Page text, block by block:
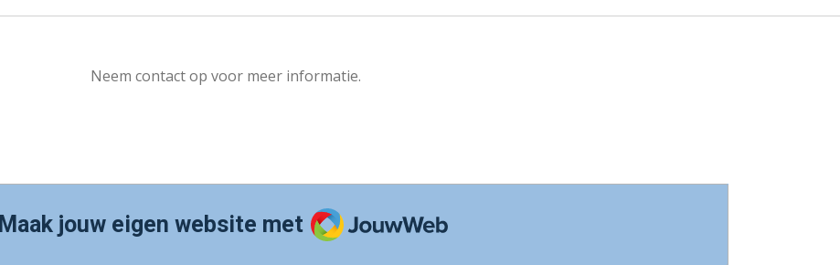
Neem contact op voor meer informatie.
Maak jouw eigen website met JouwWeb